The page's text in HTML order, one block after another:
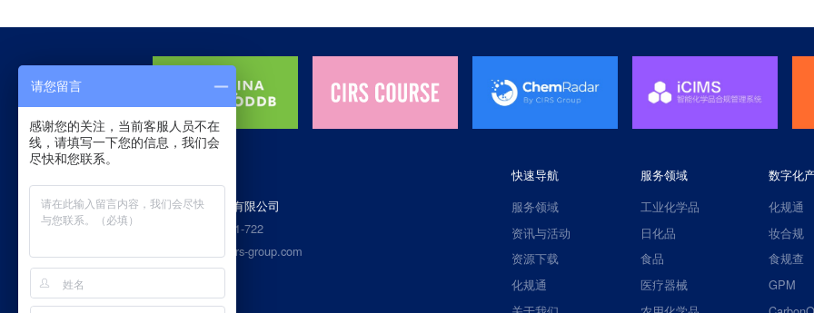
杭州瑞旭科技集团有限公司
400热线：4006-721-722
Email：service@cirs-group.com
快速导航
服务领域
资讯与活动
资源下载
化规通
服务领域
工业化学品
日化品
食品
医疗器械
数字化
化规通
妆合规
食规查
GPM
请您留言
感谢您的关注，当前客服人员不在
线，请填写一下您的信息，我们会
尽快和您联系。